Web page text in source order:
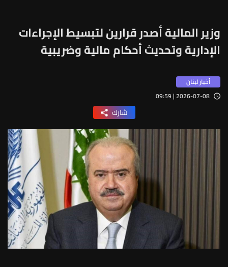
وزير المالية أصدر قرارين لتبسيط الإجراءات
الإدارية وتحديث أحكام مالية وضريبية
أخبار لبنان
2026-07-08 | 09:59
شارك